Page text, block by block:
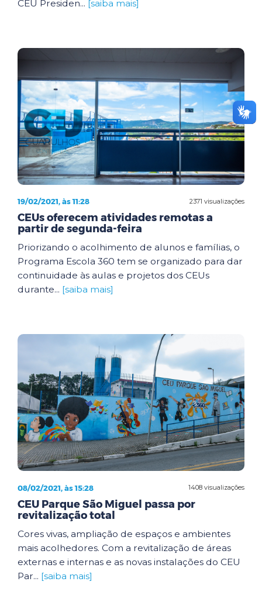
CEU Presiden... [saiba mais]
2371 visualizações
19/02/2021, às 11:28
CEUs oferecem atividades remotas a
partir de segunda-feira
Priorizando o acolhimento de alunos e famílias, o
Programa Escola 360 tem se organizado para dar
continuidade às aulas e projetos dos CEUs
durante... [saiba mais]
1408 visualizações
08/02/2021, às 15:28
CEU Parque São Miguel passa por
revitalização total
Cores vivas, ampliação de espaços e ambientes
mais acolhedores. Com a revitalização de áreas
externas e internas e as novas instalações do CEU
Par... [saiba mais]